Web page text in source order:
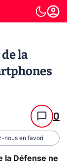
la
0
nous en favori
la Défense ne